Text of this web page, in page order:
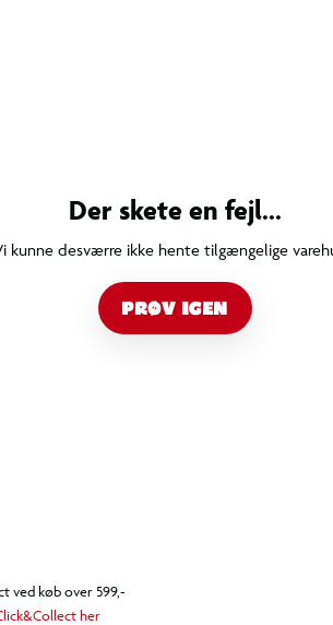
Der skete en fejl...
kunne desværre ikke hente tilgængelige
PRØV IGEN
ved køb over 599,-
her